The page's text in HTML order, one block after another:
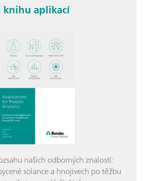
knihu aplikací
našich odborných znalostí:
solance a hnojivech po těžbu